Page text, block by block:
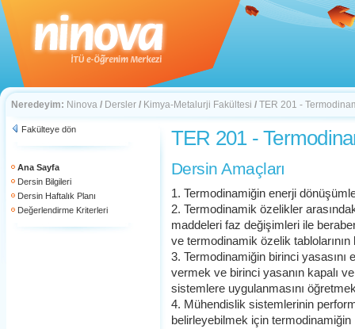
Neredeyim: Ninova / Dersler / Kimya-Metalurji Fakültesi / TER 201 -
Fakülteye dön
Ana Sayfa
Dersin Bilgileri
Dersin Haftalık Planı
Değerlendirme Kriterleri
TER 201 -
Dersin Amaçları
1. Termodinamiğin enerji
2. Termodinamik özelikler
maddeleri faz değişimleri ile
ve termodinamik özelik tablolarının
3. Termodinamiğin birinci
vermek ve birinci yasanın kapalı
sistemlere uygulanmasını
4. Mühendislik sistemlerinin
belirleyebilmek için termodinamiğin